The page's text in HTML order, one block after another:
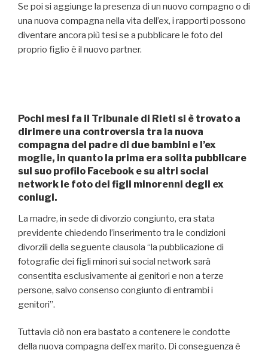
Se poi si aggiunge la presenza di un nuovo compagno o di
una nuova compagna nella vita dell’ex, i rapporti possono
diventare ancora più tesi se a pubblicare le foto del
proprio figlio è il nuovo partner.
Pochi mesi fa il Tribunale di Rieti si è trovato a
dirimere una controversia tra la nuova
compagna del padre di due bambini e l’ex
moglie, in quanto la prima era solita pubblicare
sul suo profilo Facebook e su altri social
network le foto dei figli minorenni degli ex
coniugi.
La madre, in sede di divorzio congiunto, era stata
previdente chiedendo l’inserimento tra le condizioni
divorzili della seguente clausola “la pubblicazione di
fotografie dei figli minori sui social network sarà
consentita esclusivamente ai genitori e non a terze
persone, salvo consenso congiunto di entrambi i
genitori”.
Tuttavia ciò non era bastato a contenere le condotte
della nuova compagna dell’ex marito. Di conseguenza è